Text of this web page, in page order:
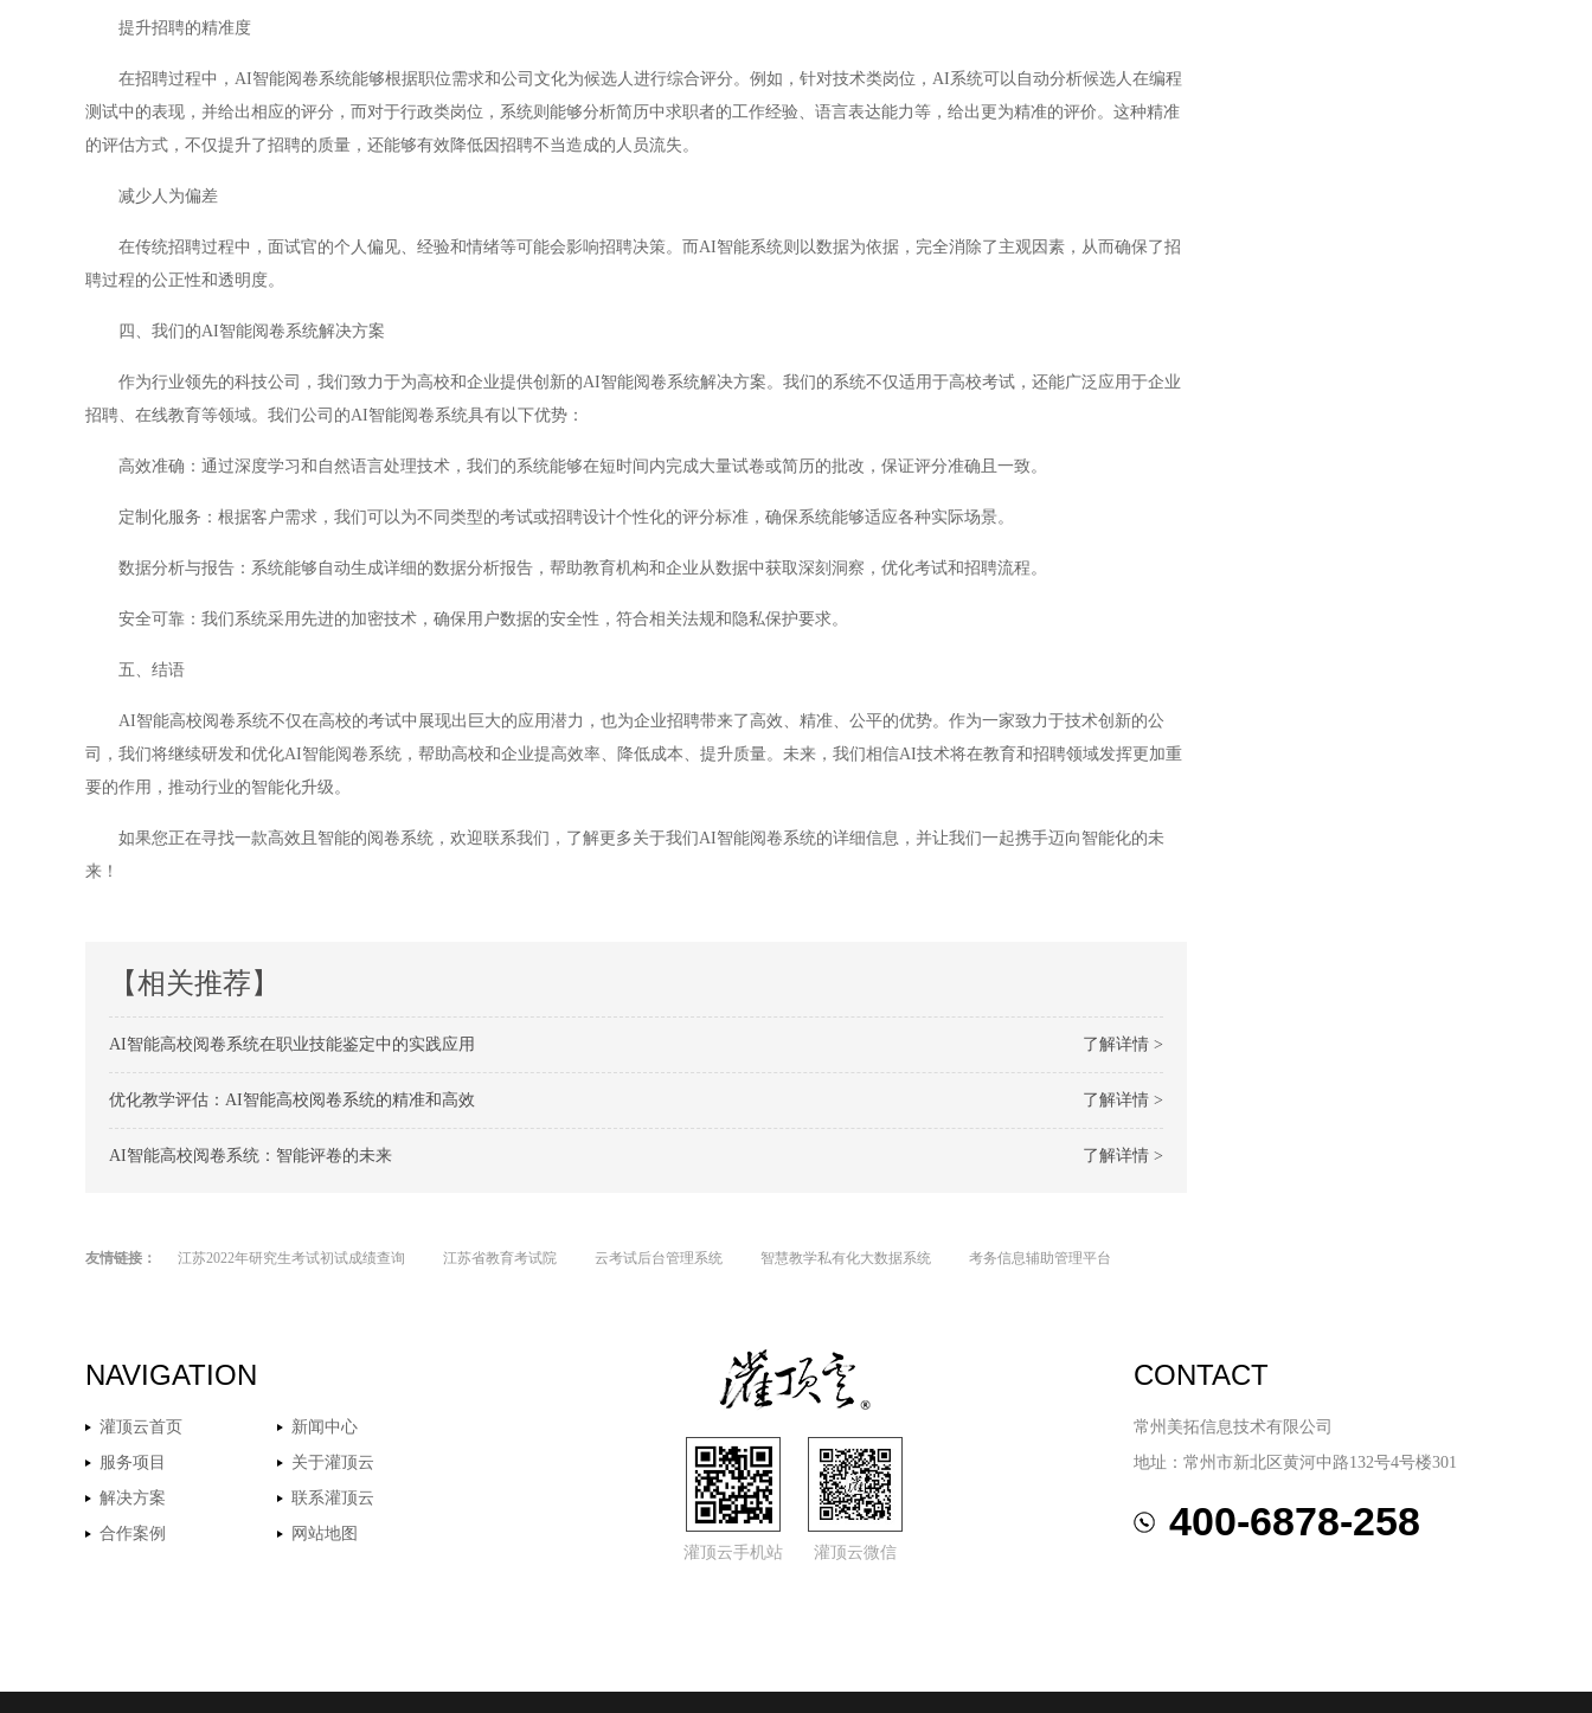
提升招聘的精准度
在招聘过程中，AI智能阅卷系统能够根据职位需求和公司文化为候选人进行综合评分。例如，针对技术类岗位，AI系统可以自动分析候选人在编程
测试中的表现，并给出相应的评分，而对于行政类岗位，系统则能够分析简历中求职者的工作经验、语言表达能力等，给出更为精准的评价。这种精准
的评估方式，不仅提升了招聘的质量，还能够有效降低因招聘不当造成的人员流失。
减少人为偏差
在传统招聘过程中，面试官的个人偏见、经验和情绪等可能会影响招聘决策。而AI智能系统则以数据为依据，完全消除了主观因素，从而确保了招
聘过程的公正性和透明度。
四、我们的AI智能阅卷系统解决方案
作为行业领先的科技公司，我们致力于为高校和企业提供创新的AI智能阅卷系统解决方案。我们的系统不仅适用于高校考试，还能广泛应用于企业
招聘、在线教育等领域。我们公司的AI智能阅卷系统具有以下优势：
高效准确：通过深度学习和自然语言处理技术，我们的系统能够在短时间内完成大量试卷或简历的批改，保证评分准确且一致。
定制化服务：根据客户需求，我们可以为不同类型的考试或招聘设计个性化的评分标准，确保系统能够适应各种实际场景。
数据分析与报告：系统能够自动生成详细的数据分析报告，帮助教育机构和企业从数据中获取深刻洞察，优化考试和招聘流程。
安全可靠：我们系统采用先进的加密技术，确保用户数据的安全性，符合相关法规和隐私保护要求。
五、结语
AI智能高校阅卷系统不仅在高校的考试中展现出巨大的应用潜力，也为企业招聘带来了高效、精准、公平的优势。作为一家致力于技术创新的公
司，我们将继续研发和优化AI智能阅卷系统，帮助高校和企业提高效率、降低成本、提升质量。未来，我们相信AI技术将在教育和招聘领域发挥更加重
要的作用，推动行业的智能化升级。
如果您正在寻找一款高效且智能的阅卷系统，欢迎联系我们，了解更多关于我们AI智能阅卷系统的详细信息，并让我们一起携手迈向智能化的未
来！
【相关推荐】
了解详情 >
AI智能高校阅卷系统在职业技能鉴定中的实践应用
了解详情 >
优化教学评估：AI智能高校阅卷系统的精准和高效
了解详情 >
AI智能高校阅卷系统：智能评卷的未来
友情链接： 江苏2022年研究生考试初试成绩查询 江苏省教育考试院 云考试后台管理系统 智慧教学私有化大数据系统 考务信息辅助管理平台
NAVIGATION
灌顶云首页
新闻中心
服务项目
关于灌顶云
解决方案
联系灌顶云
合作案例
网站地图
灌顶云手机站
灌顶云微信
CONTACT
常州美拓信息技术有限公司
地址：常州市新北区黄河中路132号4号楼301
400-6878-258